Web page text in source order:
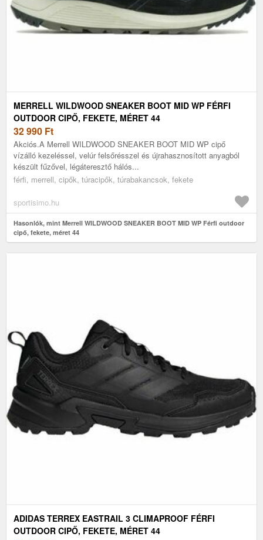
MERRELL WILDWOOD SNEAKER BOOT MID WP FÉRFI
OUTDOOR CIPŐ, FEKETE, MÉRET 44
32 990 Ft
Akciós.A Merrell WILDWOOD SNEAKER BOOT MID WP cipő
vízálló kezeléssel, velúr felsőrésszel és újrahasznosított anyagból
készült fűzővel, légáteresztő hálós...
férfi, merrell, cipők, túracipők, túrabakancsok, fekete
sportisimo.hu
Hasonlók, mint Merrell WILDWOOD SNEAKER BOOT MID WP Férfi outdoor
cipő, fekete, méret 44
ADIDAS TERREX EASTRAIL 3 CLIMAPROOF FÉRFI
OUTDOOR CIPŐ, FEKETE, MÉRET 44